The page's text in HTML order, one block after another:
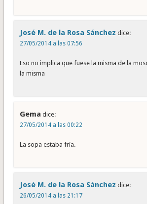
José M. de la Rosa Sánchez dice:
27/05/2014 a las 07:56
Eso no implica que fuese la misma de la
la misma
Gema dice:
27/05/2014 a las 00:22
La sopa estaba fría.
José M. de la Rosa Sánchez dice:
26/05/2014 a las 21:17